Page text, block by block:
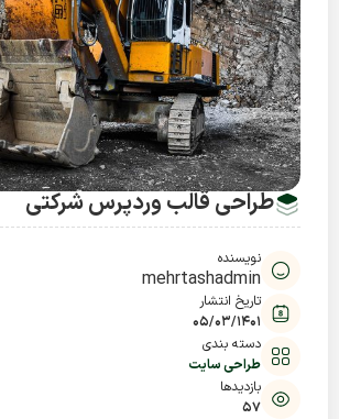
طراحی قالب وردپرس شرکتی
نویسنده
mehrtashadmin
تاریخ انتشار
05/03/1401
دسته بندی
طراحی سایت
بازدیدها
57